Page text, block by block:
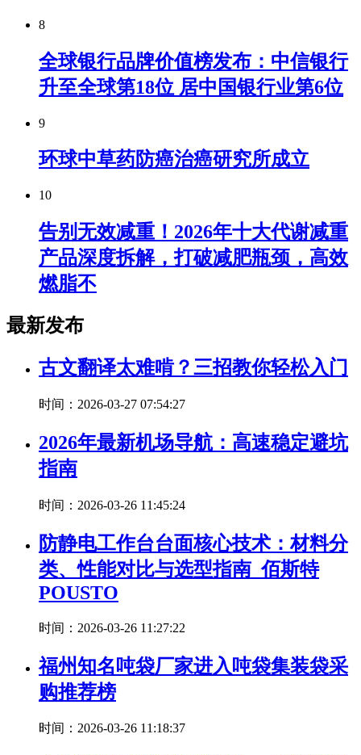
8
全球银行品牌价值榜发布：中信银行
升至全球第18位 居中国银行业第6位
9
环球中草药防癌治癌研究所成立
10
告别无效减重！2026年十大代谢减重
产品深度拆解，打破减肥瓶颈，高效
燃脂不
最新发布
古文翻译太难啃？三招教你轻松入门
时间：2026-03-27 07:54:27
2026年最新机场导航：高速稳定避坑
指南
时间：2026-03-26 11:45:24
防静电工作台台面核心技术：材料分
类、性能对比与选型指南_佰斯特
POUSTO
时间：2026-03-26 11:27:22
福州知名吨袋厂家进入吨袋集装袋采
购推荐榜
时间：2026-03-26 11:18:37